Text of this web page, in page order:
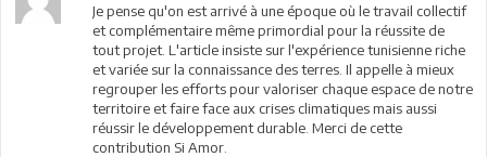
Je pense qu'on est arrivé à une époque où le travail collectif
et complémentaire même primordial pour la réussite de
tout projet. L'article insiste sur l'expérience tunisienne riche
et variée sur la connaissance des terres. Il appelle à mieux
regrouper les efforts pour valoriser chaque espace de notre
territoire et faire face aux crises climatiques mais aussi
réussir le développement durable. Merci de cette
contribution Si Amor.